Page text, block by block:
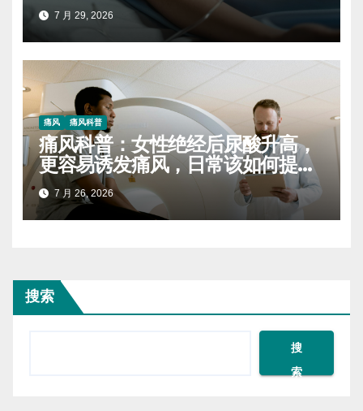
7 月 29, 2026
痛风 痛风科普
痛风科普：女性绝经后尿酸升高，
更容易诱发痛风，日常该如何提前
干预
7 月 26, 2026
搜索
搜
索